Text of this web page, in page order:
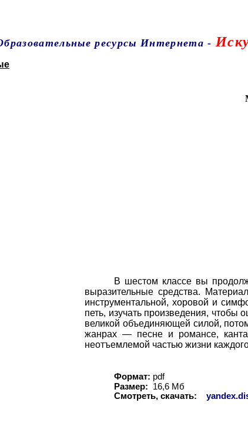
ресурсы Интернета -
В шестом классе вы
выразительные средства.
инструментальной, хоровой и
петь, изучать произведения, чтобы
великой объединяющей силой,
жанрах — песне и романсе,
неотъемлемой частью жизни
Формат: pdf
Размер:
16,6 Мб
Смотреть, скачать: